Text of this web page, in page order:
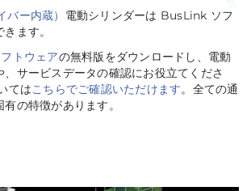
バー内蔵） 電動シリンダーは BusLink ソフ
ます。
トウェアの無料版をダウンロードし、電動
、サービスデータの確認にお役立てくださ
てはこちらでご確認いただけます。全ての通
の特徴があります。